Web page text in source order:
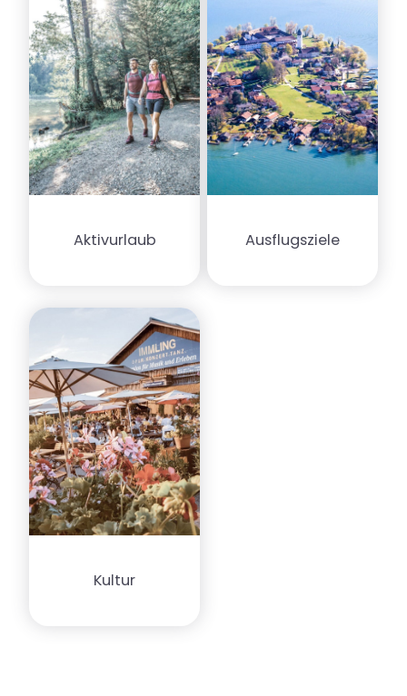
Aktivurlaub Ausflugsziele
Kultur